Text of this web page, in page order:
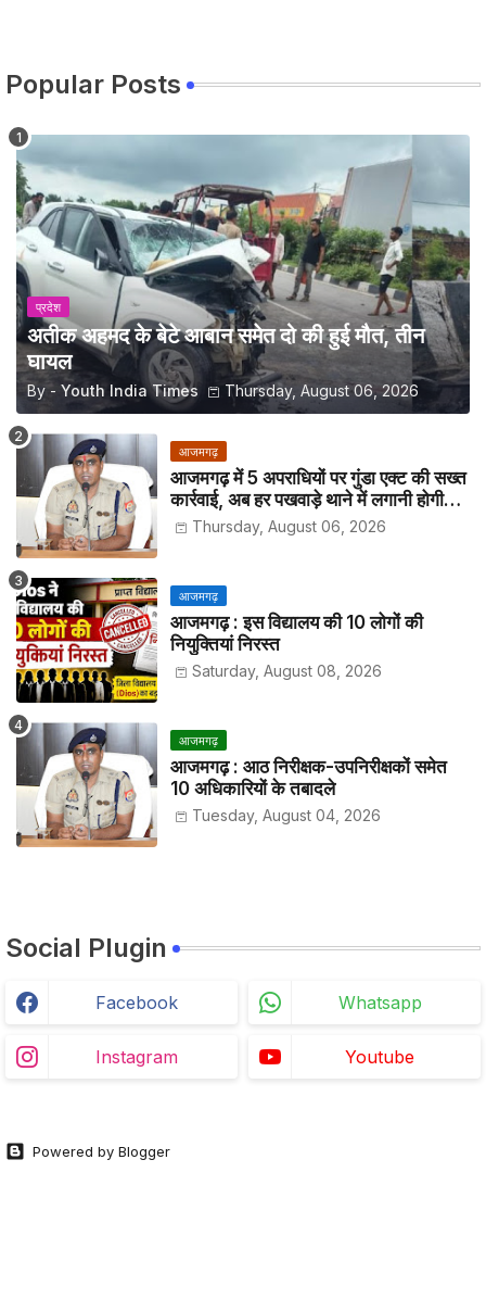
Popular Posts
प्रदेश
अतीक अहमद के बेटे आबान समेत दो की हुई मौत, तीन
घायल
By - Youth India Times Thursday, August 06, 2026
आजमगढ़
आजमगढ़ में 5 अपराधियों पर गुंडा एक्ट की सख्त
कार्रवाई, अब हर पखवाड़े थाने में लगानी होगी
हाजिरीThursday, August 06, 2026
आजमगढ़
आजमगढ़ : इस विद्यालय की 10 लोगों की
नियुक्तियां निरस्त
Saturday, August 08, 2026
आजमगढ़
आजमगढ़ : आठ निरीक्षक-उपनिरीक्षकों समेत
10 अधिकारियों के तबादले
Tuesday, August 04, 2026
Social Plugin
Facebook Whatsapp
Instagram Youtube
Powered by Blogger